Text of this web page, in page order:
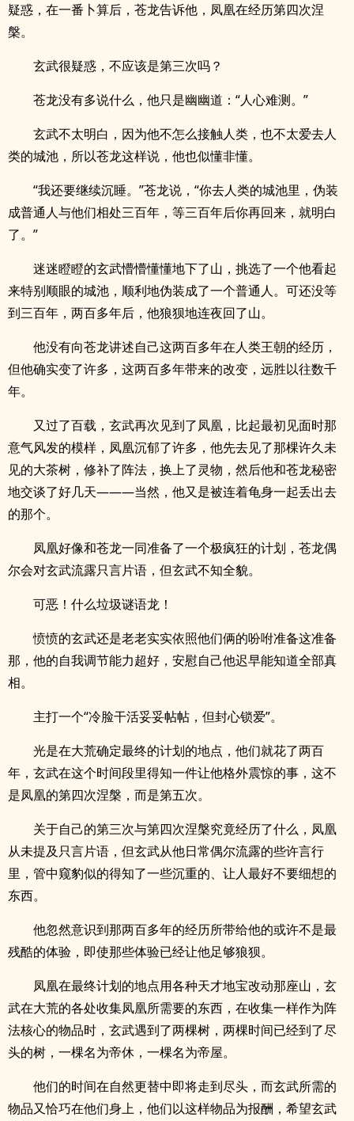
疑惑，在一番卜算后，苍龙告诉他，凤凰在经历第四次涅
槃。
玄武很疑惑，不应该是第三次吗？
苍龙没有多说什么，他只是幽幽道：“人心难测。”
玄武不太明白，因为他不怎么接触人类，也不太爱去人
类的城池，所以苍龙这样说，他也似懂非懂。
“我还要继续沉睡。”苍龙说，“你去人类的城池里，伪装
成普通人与他们相处三百年，等三百年后你再回来，就明白
了。”
迷迷瞪瞪的玄武懵懵懂懂地下了山，挑选了一个他看起
来特别顺眼的城池，顺利地伪装成了一个普通人。可还没等
到三百年，两百多年后，他狼狈地连夜回了山。
他没有向苍龙讲述自己这两百多年在人类王朝的经历，
但他确实变了许多，这两百多年带来的改变，远胜以往数千
年。
又过了百载，玄武再次见到了凤凰，比起最初见面时那
意气风发的模样，凤凰沉郁了许多，他先去见了那棵许久未
见的大茶树，修补了阵法，换上了灵物，然后他和苍龙秘密
地交谈了好几天———当然，他又是被连着龟身一起丢出去
的那个。
凤凰好像和苍龙一同准备了一个极疯狂的计划，苍龙偶
尔会对玄武流露只言片语，但玄武不知全貌。
可恶！什么垃圾谜语龙！
愤愤的玄武还是老老实实依照他们俩的吩咐准备这准备
那，他的自我调节能力超好，安慰自己他迟早能知道全部真
相。
主打一个“冷脸干活妥妥帖帖，但封心锁爱”。
光是在大荒确定最终的计划的地点，他们就花了两百
年，玄武在这个时间段里得知一件让他格外震惊的事，这不
是凤凰的第四次涅槃，而是第五次。
关于自己的第三次与第四次涅槃究竟经历了什么，凤凰
从未提及只言片语，但玄武从他日常偶尔流露的些许言行
里，管中窥豹似的得知了一些沉重的、让人最好不要细想的
东西。
他忽然意识到那两百多年的经历所带给他的或许不是最
残酷的体验，即使那些体验已经让他足够狼狈。
凤凰在最终计划的地点用各种天才地宝改动那座山，玄
武在大荒的各处收集凤凰所需要的东西，在收集一样作为阵
法核心的物品时，玄武遇到了两棵树，两棵时间已经到了尽
头的树，一棵名为帝休，一棵名为帝屋。
他们的时间在自然更替中即将走到尽头，而玄武所需的
物品又恰巧在他们身上，他们以这样物品为报酬，希望玄武